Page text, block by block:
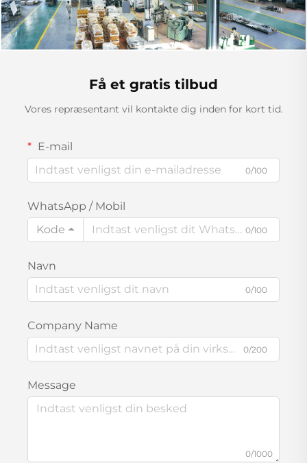
Få et gratis tilbud
Vores repræsentant vil kontakte dig inden for kort tid.
E-mail
0/100
WhatsApp / Mobil
Kode
0/100
Navn
0/100
Company Name
0/200
Message
0/1000